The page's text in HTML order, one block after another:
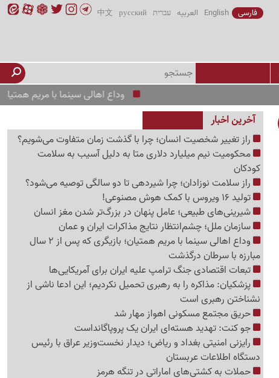
فارسی English العربیه עברית русский
中文
وداع اهالی سینما با مریم همتیان؛ بازیگری که پس از 2 سال
آخرین اخبار
راز تغییر شخصیت انسان؛ چرا با گذشت زمان متفاوت می‌شویم؟
محکومیت نیم میلیارد دلاری متا به دلیل آسیب به سلامت
کودکان
راز سلامت نوزادان؛ چرا شیردهی تا دو سالگی توصیه می‌شود؟
تولید 16 ویروس با کمک هوش مصنوعی!
شیرینی‌های طبیعی؛ عامل پنهان در بزرگ‌تر شدن مغز انسان
سازمان ملل؛ چشم‌انتظار نتایج مذاکرات ایران و عمان
وداع اهالی سینما با مریم همتیان؛ بازیگری که پس از 2 سال
مبارزه با سرطان درگذشت
تبعات اقتصادی جنگ ترامپ علیه ایران برای آمریکایی‌ها
پزشکیان: مذاکره را به رهبری تحمیل نکردیم؛ این ادعا ناشی از
نشناختن رهبری است
حریق مجتمع مسکونی اهواز مهار شد
جو کنت: تهدید هسته‌ای ایران یک پروپاگانداست
رایزنی امنیتی بغداد و ریاض؛ دیدار نخست‌وزیر عراق با رئیس
دستگاه اطلاعات عربستان
حملات به کشتی‌های اماراتی در تنگه هرمز